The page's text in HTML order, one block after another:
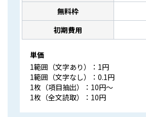
無料枠
初期費用
単価
1範囲（文字あり）：1円
1範囲（文字なし）：0.1円
1枚（項目抽出）：10円〜
1枚（全文読取）：10円